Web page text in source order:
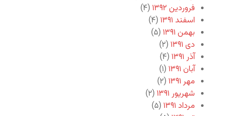
فروردین ۱۳۹۲
(۴)
اسفند ۱۳۹۱
(۴)
بهمن ۱۳۹۱
(۵)
دی ۱۳۹۱
(۲)
آذر ۱۳۹۱
(۴)
آبان ۱۳۹۱
(۱)
مهر ۱۳۹۱
(۲)
شهریور ۱۳۹۱
(۲)
مرداد ۱۳۹۱
(۵)